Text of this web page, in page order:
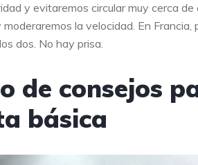
y evitaremos circular muy cerca
la velocidad. En
dos. No hay prisa.
de consejos
básica